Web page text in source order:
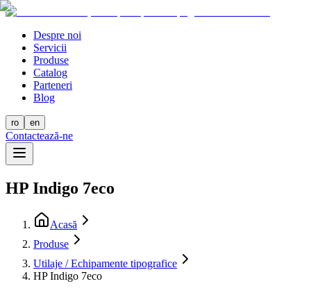
Despre noi
Servicii
Produse
Catalog
Parteneri
Blog
ro en
Contactează-ne
HP Indigo 7eco
Acasă
Produse
Utilaje / Echipamente tipografice
HP Indigo 7eco